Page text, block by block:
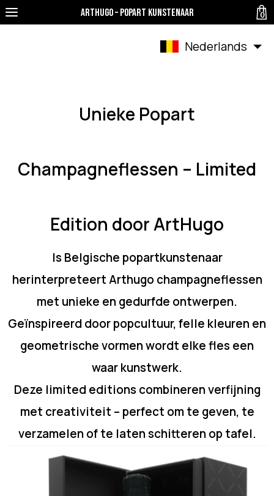
ArtHugo – Popart Kunstenaar
Nederlands
Unieke Popart
Champagneflessen – Limited
Edition door ArtHugo
ls Belgische popartkunstenaar
herinterpreteert Arthugo champagneflessen
met unieke en gedurfde ontwerpen.
Geïnspireerd door popcultuur, felle kleuren en
geometrische vormen wordt elke fles een
waar kunstwerk.
Deze limited editions combineren verfijning
met creativiteit – perfect om te geven, te
verzamelen of te laten schitteren op tafel.
0